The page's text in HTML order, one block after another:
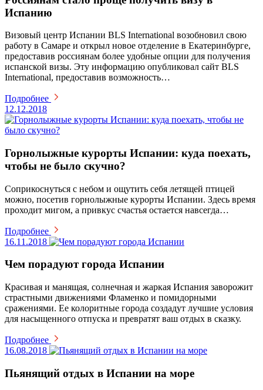
Испанию
Визовый центр Испании BLS International возобновил свою
работу в Самаре и открыл новое отделение в Екатеринбурге,
предоставив россиянам более удобные опции для получения
испанской визы. Эту информацию опубликовал сайт BLS
International, предоставив возможность…
Подробнее
12.12.2018
Горнолыжные курорты Испании: куда поехать,
чтобы не было скучно?
Соприкоснуться с небом и ощутить себя летящей птицей
можно, посетив горнолыжные курорты Испании. Здесь время
проходит мигом, а привкус счастья остается навсегда…
Подробнее
16.11.2018
Чем порадуют города Испании
Красивая и манящая, солнечная и жаркая Испания заворожит
страстными движениями Фламенко и помидорными
сражениями. Ее колоритные города создадут лучшие условия
для насыщенного отпуска и превратят ваш отдых в сказку.
Подробнее
16.08.2018
Пьянящий отдых в Испании на море